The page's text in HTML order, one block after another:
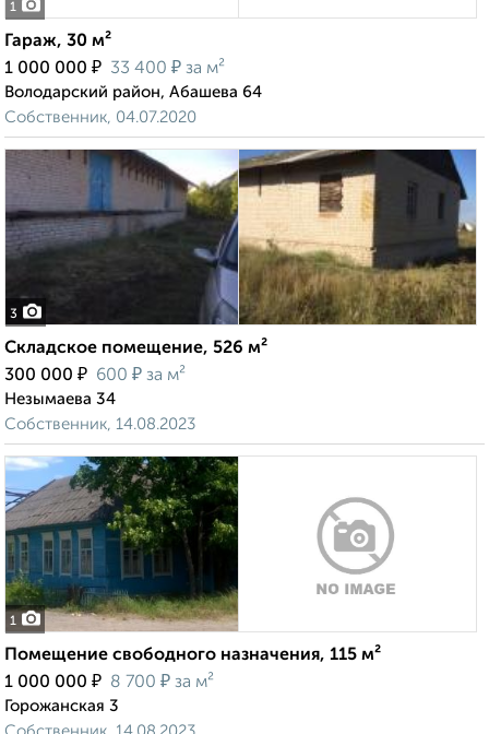
1
Гараж, 30 м²
1 000 000 ₽ 33 400 ₽ за м²
Володарский район, Абашева 64
Собственник, 04.07.2020
3
Складское помещение, 526 м²
300 000 ₽ 600 ₽ за м²
Незымаева 34
Собственник, 14.08.2023
1
Помещение свободного назначения, 115 м²
1 000 000 ₽ 8 700 ₽ за м²
Горожанская 3